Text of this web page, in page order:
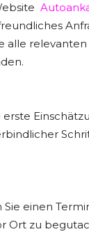
einen
Ort zu